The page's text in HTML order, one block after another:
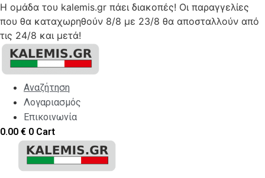
Η ομάδα του kalemis.gr πάει διακοπές! Οι παραγγελίες
που θα καταχωρηθούν 8/8 με 23/8 θα αποσταλλούν από
τις 24/8 και μετά!
Skip
content
Αναζήτηση
Λογαριασμός
Επικοινωνία
0.00 € 0 Cart